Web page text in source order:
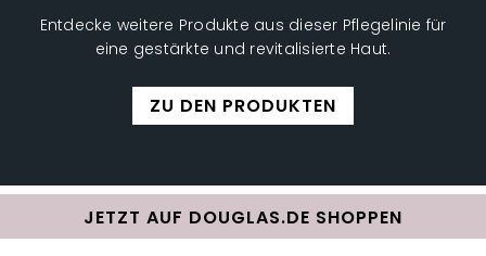
Entdecke weitere Produkte aus dieser Pflegelinie für
eine gestärkte und revitalisierte Haut.
ZU DEN PRODUKTEN
JETZT AUF DOUGLAS.DE SHOPPEN